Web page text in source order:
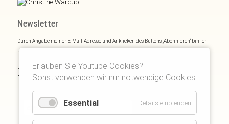
Newsletter
Durch Angabe meiner E-Mail-Adresse und Anklicken des Buttons „Abonnieren“ bin ich
mich mit
Kostenloses E- und Audiobook & monatliche Inspirationen via
Newsletter:
Erlauben Sie Youtube Cookies?
Sonst verwenden wir nur notwendige Cookies.
Essential Details einblenden